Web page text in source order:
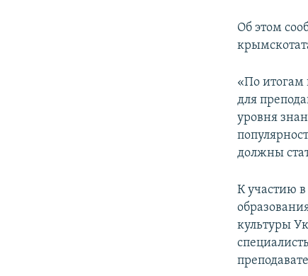
Об этом
«По итогам
для
уровня
должны
К участию
культуры